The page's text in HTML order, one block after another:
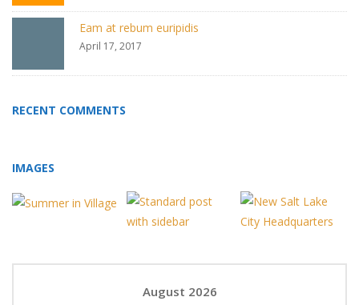
Eam at rebum euripidis
April 17, 2017
RECENT COMMENTS
IMAGES
August 2026